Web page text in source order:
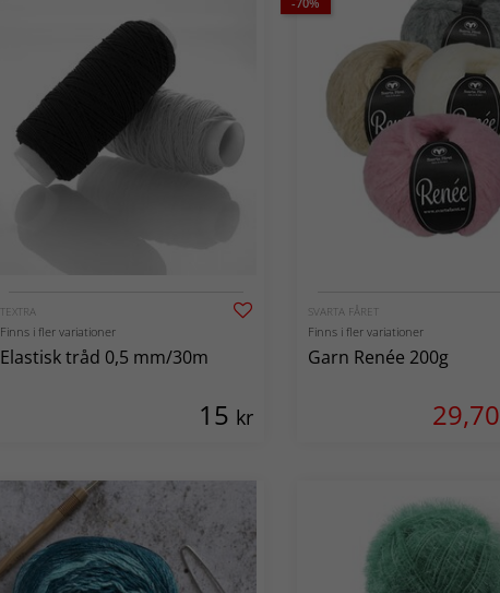
TEXTRA
Finns i fler variationer
Elastisk tråd 0,5 mm/30m
15 kr
SVARTA FÅRET
Finns i fler variationer
Garn Renée 200g
29,70